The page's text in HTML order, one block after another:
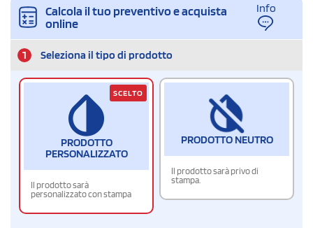
Calcola il tuo preventivo e acquista
online
Info
1 Seleziona il tipo di prodotto
PRODOTTO
PERSONALIZZATO
Il prodotto sarà
personalizzato con stampa
SCELTO
PRODOTTO NEUTRO
Il prodotto sarà privo di
stampa.